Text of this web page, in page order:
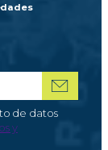
de datos
y